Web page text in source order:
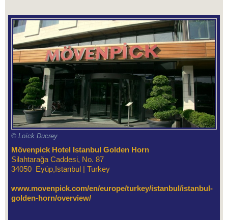
© Loïck Ducrey
Mövenpick Hotel Istanbul Golden Horn
Silahtarağa Caddesi, No. 87
34050 Eyüp,Istanbul | Turkey
www.movenpick.com/en/europe/turkey/istanbul/istanbul-
golden-horn/overview/